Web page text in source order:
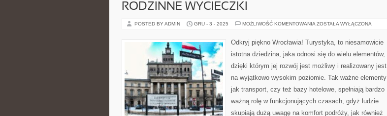
RODZINNE WYCIECZKI
POSTED BY ADMIN GRU - 3 - 2025 MOŻLIWOŚĆ KOMENTOWANIA WARSZAWA
NA
RODZINNE
ZOSTAŁA WYŁĄCZONA
Odkryj piękno Wrocławia! Turystyka, to niesamowicie
istotna dziedzina, jaka odnosi się do wielu elementów,
dzięki którym jej rozwój jest możliwy i realizowany jest
na wyjątkowo wysokim poziomie. Tak ważne elementy
jak transport, czy też bazy hotelowe, spełniają bardzo
ważną rolę w funkcjonujących czasach, gdyż ludzie
skupiają dużą uwagę na komfort podróży, jak również